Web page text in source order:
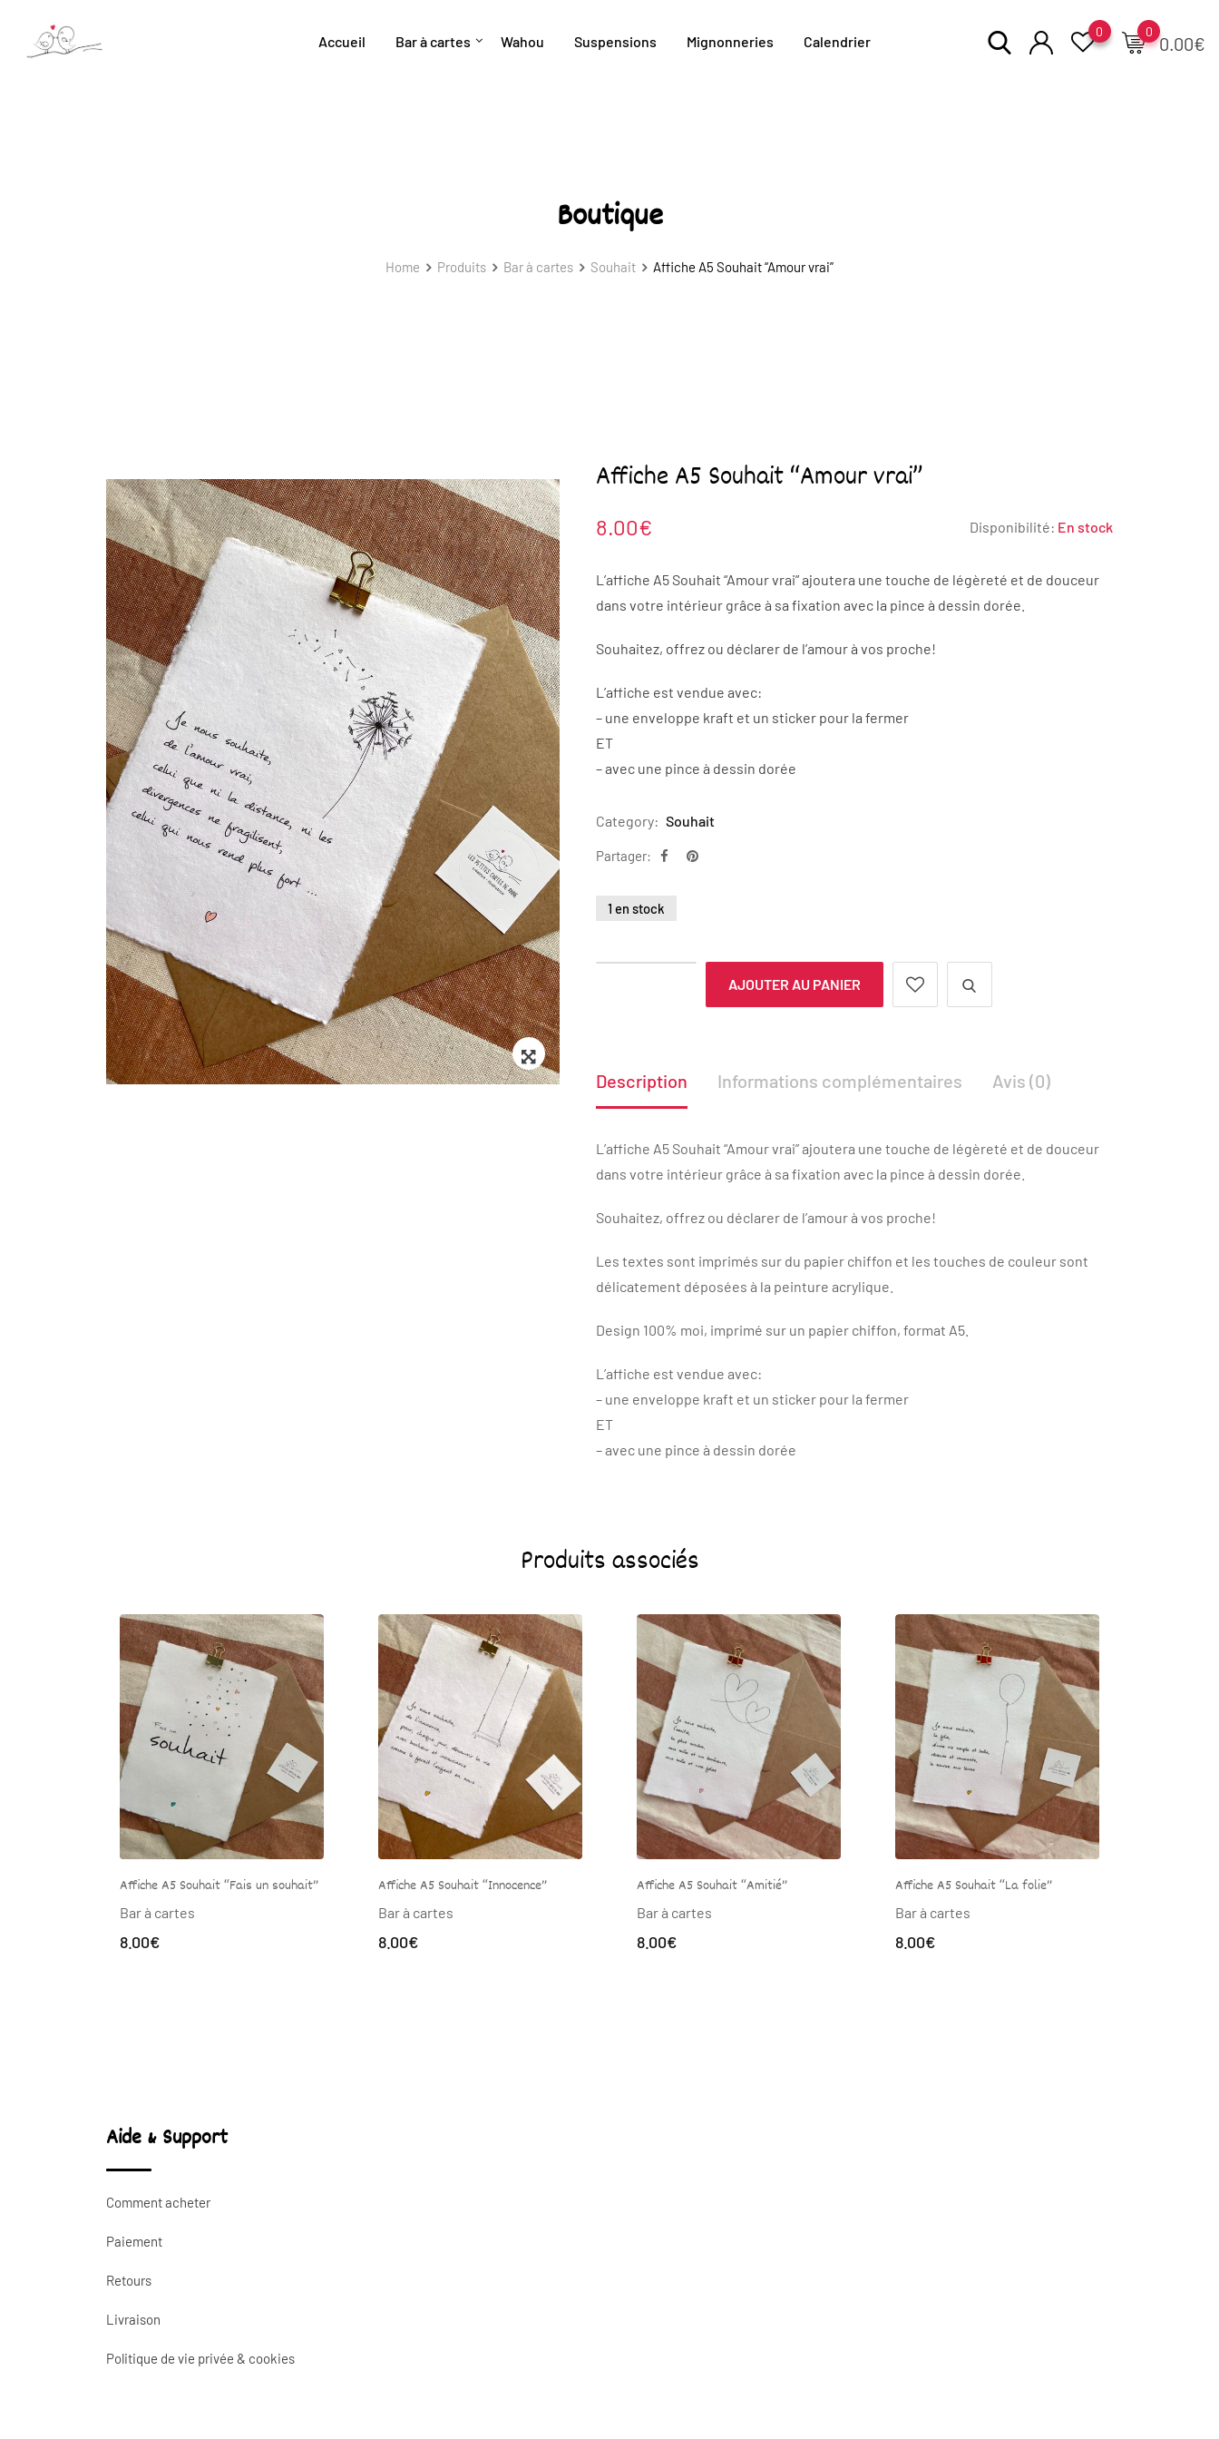
content
Accueil Bar à cartes Wahou Suspensions Mignonneries Calendrier 0.00€
0
0
Boutique
Home Produits Bar à cartes Souhait Affiche A5 Souhait “Amour vrai”
Zoom
Affiche A5 Souhait “Amour vrai”
8.00€ Disponibilité: En stock
L’affiche A5 Souhait “Amour vrai” ajoutera une touche de légèreté et de douceur
dans votre intérieur grâce à sa fixation avec la pince à dessin dorée.
Souhaitez, offrez ou déclarer de l’amour à vos proche!
L’affiche est vendue avec:
– une enveloppe kraft et un sticker pour la fermer
ET
– avec une pince à dessin dorée
Category: Souhait
Partager:
1 en stock
AJOUTER AU PANIER
Description Informations complémentaires Avis (0)
L’affiche A5 Souhait “Amour vrai” ajoutera une touche de légèreté et de douceur
dans votre intérieur grâce à sa fixation avec la pince à dessin dorée.
Souhaitez, offrez ou déclarer de l’amour à vos proche!
Les textes sont imprimés sur du papier chiffon et les touches de couleur sont
délicatement déposées à la peinture acrylique.
Design 100% moi, imprimé sur un papier chiffon, format A5.
L’affiche est vendue avec:
– une enveloppe kraft et un sticker pour la fermer
ET
– avec une pince à dessin dorée
Produits associés
Affiche A5 Souhait “Innocence”
Bar à cartes
Affiche A5 Souhait “Amitié”
Bar à cartes
Affiche A5 Souhait “La folie”
Bar à cartes
Affiche A5 Souhait “Evasion”
Bar à cartes
Aide & Support
Comment acheter
Paiement
Retours
Livraison
Politique de vie privée & cookies